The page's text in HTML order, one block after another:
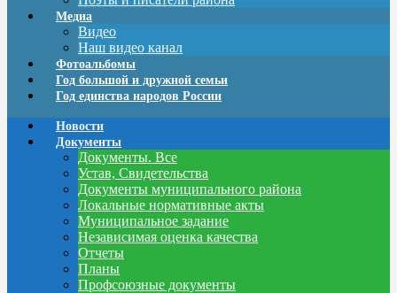
Медиа
Видео
Наш видео канал
Фотоальбомы
Год большой и дружной семьи
Год единства народов России
Новости
Документы
Документы. Все
Устав, Свидетельства
Документы муниципального района
Локальные нормативные акты
Муниципальное задание
Независимая оценка качества
Отчеты
Планы
Профсоюзные документы